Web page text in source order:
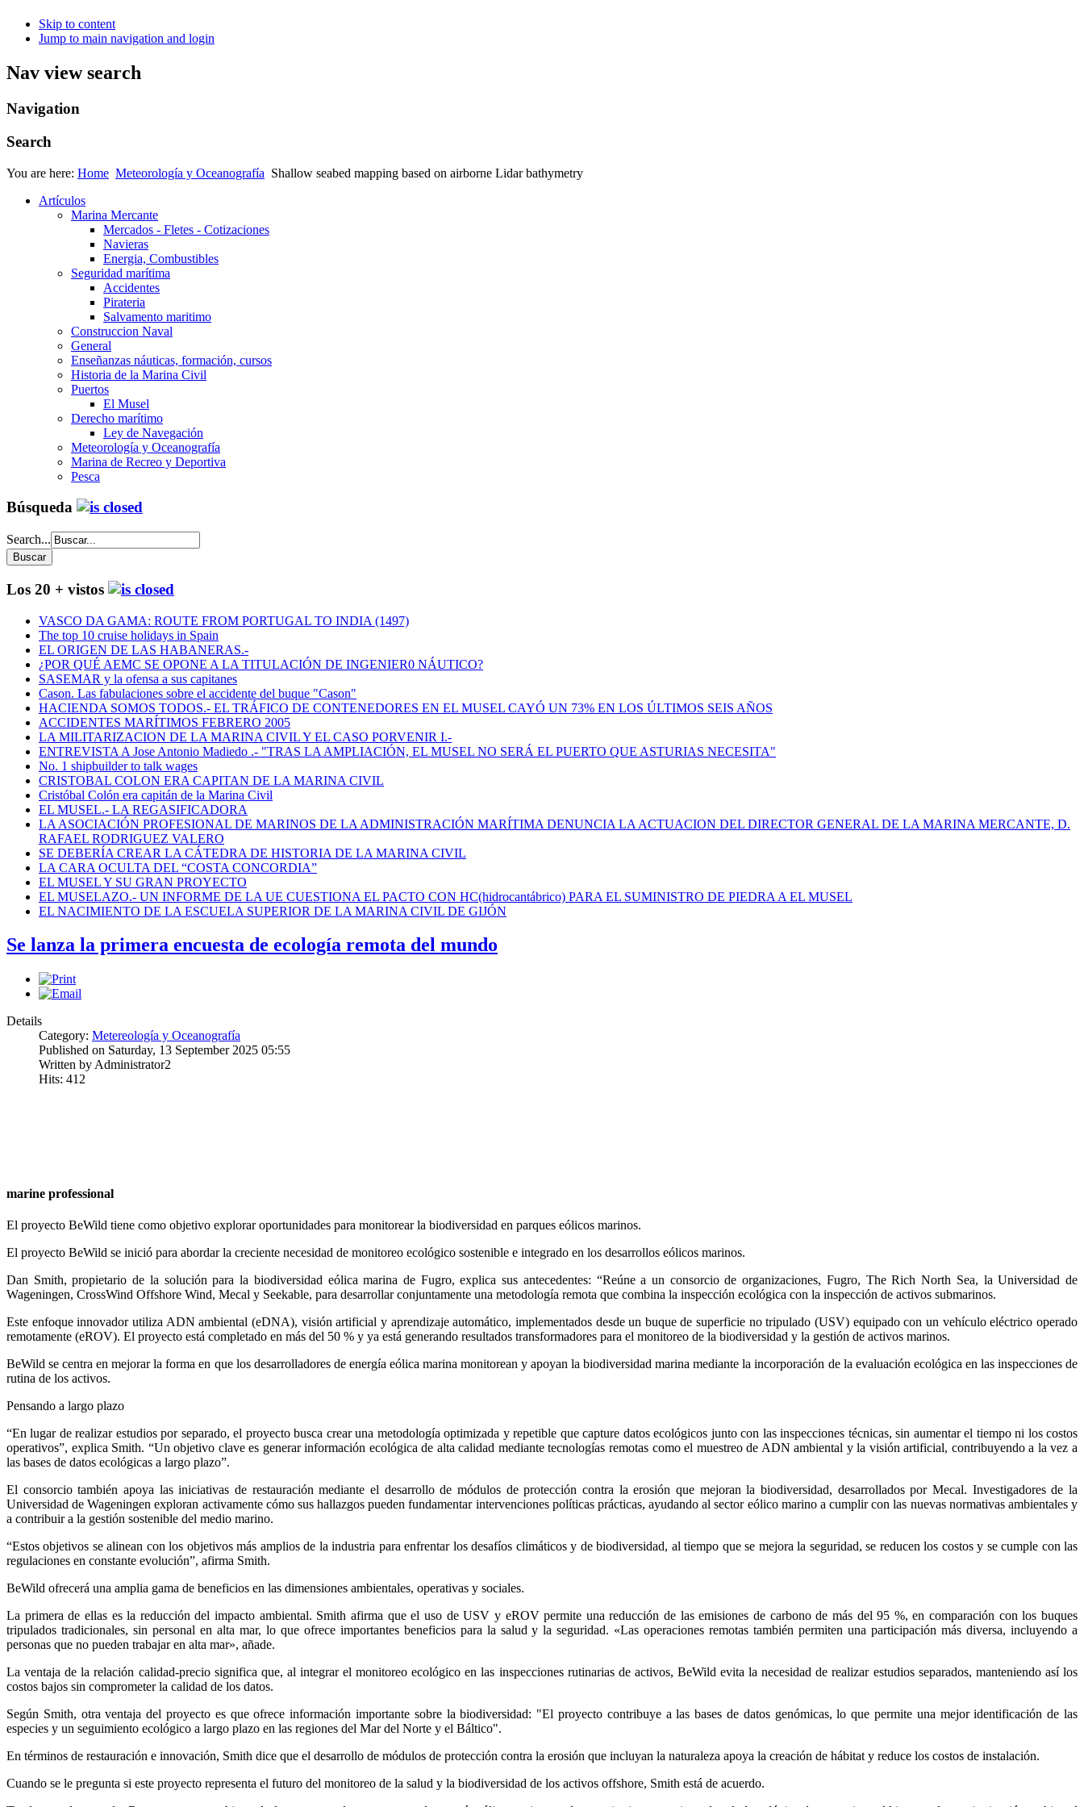
Skip to content
Jump to main navigation and login
Nav view search
Navigation
Search
You are here: Home Meteorología y Oceanografía Shallow seabed mapping based on airborne Lidar bathymetry
Artículos
Marina Mercante
Mercados - Fletes - Cotizaciones
Navieras
Energia, Combustibles
Seguridad marítima
Accidentes
Pirateria
Salvamento maritimo
Construccion Naval
General
Enseñanzas náuticas, formación, cursos
Historia de la Marina Civil
Puertos
El Musel
Derecho marítimo
Ley de Navegación
Meteorología y Oceanografía
Marina de Recreo y Deportiva
Pesca
Búsqueda
Search...
Los 20 + vistos
VASCO DA GAMA: ROUTE FROM PORTUGAL TO INDIA (1497)
The top 10 cruise holidays in Spain
EL ORIGEN DE LAS HABANERAS.-
¿POR QUÉ AEMC SE OPONE A LA TITULACIÓN DE INGENIER0 NÁUTICO?
SASEMAR y la ofensa a sus capitanes
Cason. Las fabulaciones sobre el accidente del buque "Cason"
HACIENDA SOMOS TODOS.- EL TRÁFICO DE CONTENEDORES EN EL MUSEL CAYÓ UN 73% EN LOS ÚLTIMOS SEIS AÑOS
ACCIDENTES MARÍTIMOS FEBRERO 2005
LA MILITARIZACION DE LA MARINA CIVIL Y EL CASO PORVENIR I.-
ENTREVISTA A Jose Antonio Madiedo .- "TRAS LA AMPLIACIÓN, EL MUSEL NO SERÁ EL PUERTO QUE ASTURIAS NECESITA"
No. 1 shipbuilder to talk wages
CRISTOBAL COLON ERA CAPITAN DE LA MARINA CIVIL
Cristóbal Colón era capitán de la Marina Civil
EL MUSEL.- LA REGASIFICADORA
LA ASOCIACIÓN PROFESIONAL DE MARINOS DE LA ADMINISTRACIÓN MARÍTIMA DENUNCIA LA ACTUACION DEL DIRECTOR GENERAL DE LA MARINA MERCANTE, D.
RAFAEL RODRIGUEZ VALERO
SE DEBERÍA CREAR LA CÁTEDRA DE HISTORIA DE LA MARINA CIVIL
LA CARA OCULTA DEL “COSTA CONCORDIA”
EL MUSEL Y SU GRAN PROYECTO
EL MUSELAZO.- UN INFORME DE LA UE CUESTIONA EL PACTO CON HC(hidrocantábrico) PARA EL SUMINISTRO DE PIEDRA A EL MUSEL
EL NACIMIENTO DE LA ESCUELA SUPERIOR DE LA MARINA CIVIL DE GIJÓN
Se lanza la primera encuesta de ecología remota del mundo
Details
Category: Metereología y Oceanografía
Published on Saturday, 13 September 2025 05:55
Written by Administrator2
Hits: 412
marine professional
El proyecto BeWild tiene como objetivo explorar oportunidades para monitorear la biodiversidad en parques eólicos marinos.
El proyecto BeWild se inició para abordar la creciente necesidad de monitoreo ecológico sostenible e integrado en los desarrollos eólicos marinos.
Dan Smith, propietario de la solución para la biodiversidad eólica marina de Fugro, explica sus antecedentes: “Reúne a un consorcio de organizaciones, Fugro, The Rich North Sea, la Universidad de
Wageningen, CrossWind Offshore Wind, Mecal y Seekable, para desarrollar conjuntamente una metodología remota que combina la inspección ecológica con la inspección de activos submarinos.
Este enfoque innovador utiliza ADN ambiental (eDNA), visión artificial y aprendizaje automático, implementados desde un buque de superficie no tripulado (USV) equipado con un vehículo eléctrico operado
remotamente (eROV). El proyecto está completado en más del 50 % y ya está generando resultados transformadores para el monitoreo de la biodiversidad y la gestión de activos marinos.
BeWild se centra en mejorar la forma en que los desarrolladores de energía eólica marina monitorean y apoyan la biodiversidad marina mediante la incorporación de la evaluación ecológica en las inspecciones de
rutina de los activos.
Pensando a largo plazo
“En lugar de realizar estudios por separado, el proyecto busca crear una metodología optimizada y repetible que capture datos ecológicos junto con las inspecciones técnicas, sin aumentar el tiempo ni los costos
operativos”, explica Smith. “Un objetivo clave es generar información ecológica de alta calidad mediante tecnologías remotas como el muestreo de ADN ambiental y la visión artificial, contribuyendo a la vez a
las bases de datos ecológicas a largo plazo”.
El consorcio también apoya las iniciativas de restauración mediante el desarrollo de módulos de protección contra la erosión que mejoran la biodiversidad, desarrollados por Mecal. Investigadores de la
Universidad de Wageningen exploran activamente cómo sus hallazgos pueden fundamentar intervenciones políticas prácticas, ayudando al sector eólico marino a cumplir con las nuevas normativas ambientales y
a contribuir a la gestión sostenible del medio marino.
“Estos objetivos se alinean con los objetivos más amplios de la industria para enfrentar los desafíos climáticos y de biodiversidad, al tiempo que se mejora la seguridad, se reducen los costos y se cumple con las
regulaciones en constante evolución”, afirma Smith.
BeWild ofrecerá una amplia gama de beneficios en las dimensiones ambientales, operativas y sociales.
La primera de ellas es la reducción del impacto ambiental. Smith afirma que el uso de USV y eROV permite una reducción de las emisiones de carbono de más del 95 %, en comparación con los buques
tripulados tradicionales, sin personal en alta mar, lo que ofrece importantes beneficios para la salud y la seguridad. «Las operaciones remotas también permiten una participación más diversa, incluyendo a
personas que no pueden trabajar en alta mar», añade.
La ventaja de la relación calidad-precio significa que, al integrar el monitoreo ecológico en las inspecciones rutinarias de activos, BeWild evita la necesidad de realizar estudios separados, manteniendo así los
costos bajos sin comprometer la calidad de los datos.
Según Smith, otra ventaja del proyecto es que ofrece información importante sobre la biodiversidad: "El proyecto contribuye a las bases de datos genómicas, lo que permite una mejor identificación de las
especies y un seguimiento ecológico a largo plazo en las regiones del Mar del Norte y el Báltico".
En términos de restauración e innovación, Smith dice que el desarrollo de módulos de protección contra la erosión que incluyan la naturaleza apoya la creación de hábitat y reduce los costos de instalación.
Cuando se le pregunta si este proyecto representa el futuro del monitoreo de la salud y la biodiversidad de los activos offshore, Smith está de acuerdo.